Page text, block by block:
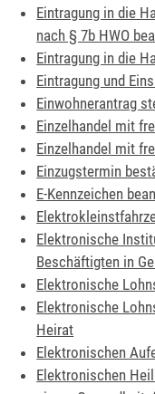
Eintragung in die
nach § 7b HWO
Eintragung in die
Eintragung und
Einwohnerantrag
Einzelhandel mit
Einzelhandel mit
Einzugstermin
E-Kennzeichen
Elektronische
Beschäftigten in
Elektronische
Elektronische
Heirat
Elektronischen
Elektronischen